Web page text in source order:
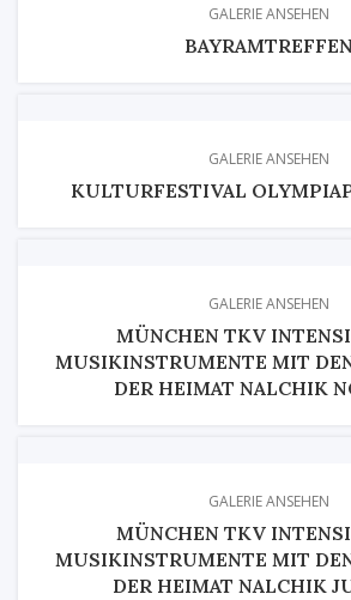
GALERIE ANSEHEN
GALERIE ANSEHEN
KULTURFESTIVAL
GALERIE ANSEHEN
MÜNCHEN TKV
MUSIKINSTRUMENTE MIT
DER HEIMAT NALCHIK
GALERIE ANSEHEN
MÜNCHEN TKV
MUSIKINSTRUMENTE MIT
DER HEIMAT NALCHIK